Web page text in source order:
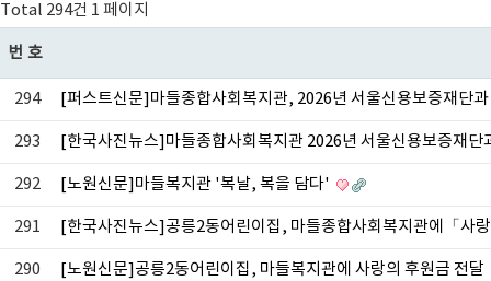
Total 294건 1 페이지
번호
294 [퍼스트신문]마들종합사회복지관, 2026년 서울신용보증재
293 [한국사진뉴스]마들종합사회복지관 2026년 서울신용보증재
292 [노원신문]마들복지관 '복날, 복을 담다'
291 [한국사진뉴스]공릉2동어린이집, 마들종합사회복지관에「사
290 [노원신문]공릉2동어린이집, 마들복지관에 사랑의 후원금 전달